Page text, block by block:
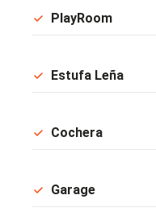
PlayRoom
Estufa Leña
Cochera
Garage